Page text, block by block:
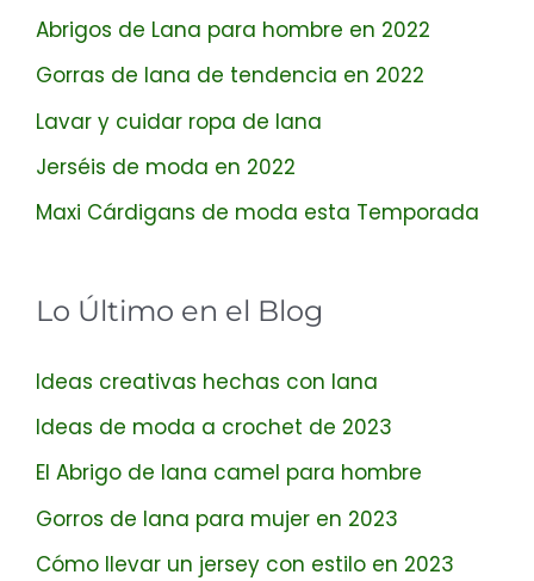
Abrigos de Lana para hombre en 2022
Gorras de lana de tendencia en 2022
Lavar y cuidar ropa de lana
Jerséis de moda en 2022
Maxi Cárdigans de moda esta Temporada
Lo Último en el Blog
Ideas creativas hechas con lana
Ideas de moda a crochet de 2023
El Abrigo de lana camel para hombre
Gorros de lana para mujer en 2023
Cómo llevar un jersey con estilo en 2023